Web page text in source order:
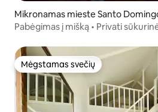
Mikronamas mieste Santo
Pabėgimas į mišką • Privati
Mėgstamas svečių
Mėgstamas svečių